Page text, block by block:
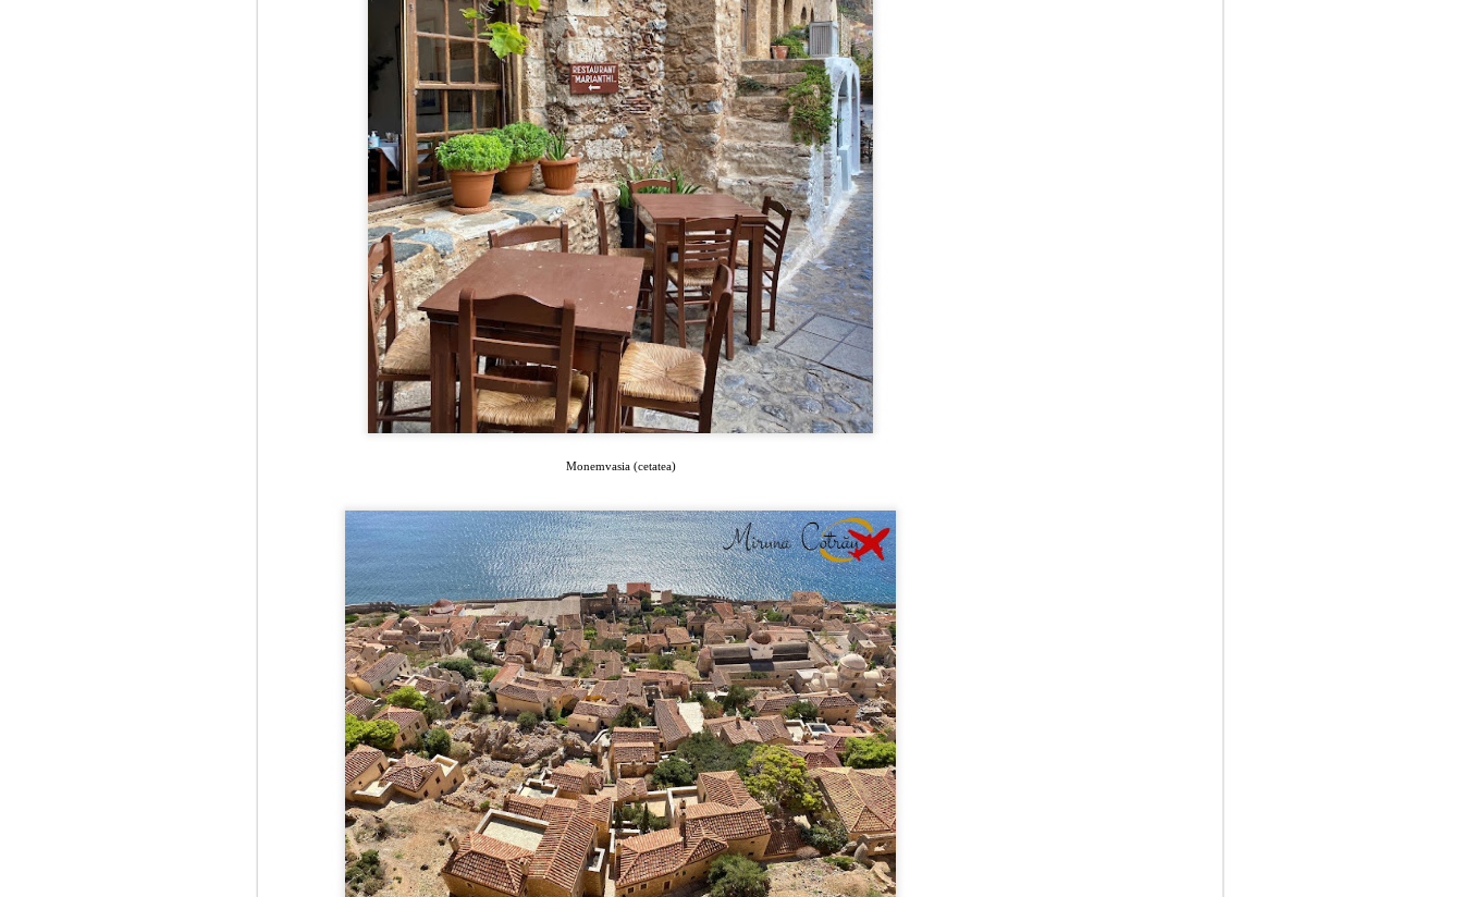
Monemvasia (cetatea)
JUN
18
Rothenburg ob der Tauber - cel mai frumos oras
medieval din Europa
Rothenburg ob der Tauber este un oraș din regiunea Franconia din landul
Bavaria și este unul dintre cele mai vizitate orașe ale Germaniei, datorită
cetății medievale foarte bine prezervate.
Numele - Rothenburg ob der Tauber - se traduce <Castelul Roșu deasupra
Tauberului>, Tauber fiind râul care trece pe la marginea orașului.
Deasemenea, orașul este situat pe Drumul Romantic, ce leagă Würzburg de
Füssen și unde se găsesc numeroase castele și orașe pitorești.
7
Palermo - capitala Siciliei
Palermo este capitala Siciliei, un oraș italian important din punct de
vedere istoric, cultural și gastronomic.
Orașul a fost fondat în 734 î.Hr. de fenicieni și avea numele de Sis - floare. A
intrat apoi în posesia Cartaginei, a Imperiului Roman, a fost sub dominație
arabă și cucerit de normanzi și spanioli. Orașul a fost eliberat de
revoluționarul Giuseppe Garibaldi și începând din 1860 face parte din nou
înființatul stat italian.
MAY
7
Vacanta in Grecia (2): Santorini
Santorini este una dintre cele mai căutate destinații de vacanță, o
adevărată emblemă a Greciei, datorită panoramelor minunate asupra
mării și recunoscută pentru apusurile romantice.
Insula se află în Marea Egee și face parte din Insulele Ciclade, alături de
Mykonos, Naxos, Paros și altele.
În trecut, insula se numea Thera, iar capitala ei Fira.
Insula are o suprafață de 79 km² și este de tip vulcanic, Vulcanul Santorini -
aflat pe o insulă învecinată fiind activ și în prezent.
APR
13
Antalya - capitala turismului turcesc
Antalya este centrul administrativ al provinciei cu același nume și una
din cele mai importante stațiuni de pe litoralul mediteraneean. Mai
este supranumită și capitala „Rivierei turcești”, datorită gamei extinse de
stațiuni cu hoteluri de lux, precum Belek, Side, Kemer, Lara, Incekum sau
Alanya, ce se întind în peste 650 km. lungime de plaje.